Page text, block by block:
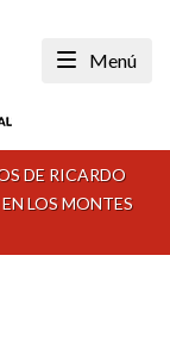
Menú
DE RICARDO
LOS MONTES